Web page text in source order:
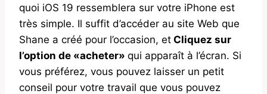
quoi iOS 19 ressemblera sur votre iPhone est
très simple. Il suffit d’accéder au site Web que
Shane a créé pour l’occasion, et Cliquez sur
l’option de «acheter» qui apparaît à l’écran. Si
vous préférez, vous pouvez laisser un petit
conseil pour votre travail que vous pouvez